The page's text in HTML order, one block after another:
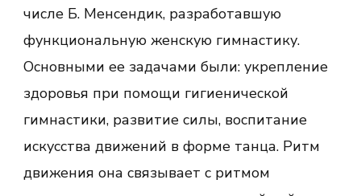
числе Б. Менсендик, разработавшую
функциональную женскую гимнастику.
Основными ее задачами были: укрепление
здоровья при помощи гигиенической
гимнастики, развитие силы, воспитание
искусства движений в форме танца. Ритм
движения она связывает с ритмом